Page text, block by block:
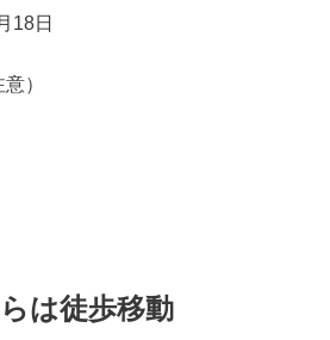
18日
）
は徒歩移動